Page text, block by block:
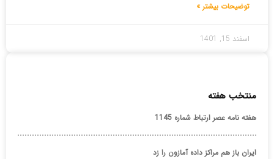
توضیحات بیشتر »
اسفند 15, 1401
منتخب هفته
هفته نامه عصر ارتباط شماره 1145
ایران باز هم مراکز داده آمازون را زد